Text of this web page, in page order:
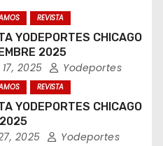
REVISTA
YODEPORTES CHICAGO
2025
2025 Yodeportes
REVISTA
YODEPORTES CHICAGO
2025 Yodeportes